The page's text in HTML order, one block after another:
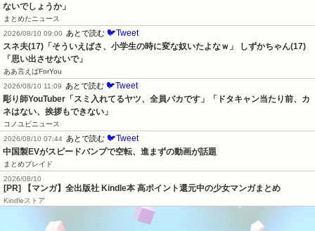
ないでしょうか」
まとめたニュース
2026/08/10 09:00
あとで読む 🐦Tweet
スネ夫(17)「そういえばさ、小学生の時に変な奴いたよなｗ」 しずかちゃん(17)
「思い出させないで」
ああ言えばForYou
2026/08/10 11:09
あとで読む 🐦Tweet
彫り師YouTuber「スミ入れてるヤツ、全員バカです」「ドタキャン当たり前、カ
ネはない、挨拶もできない」
コノユビニュース
2026/08/10 07:44 あとで読む 🐦Tweet
中国製EVがスピードバンプで空転、進まずの動画が話題
まとめブレイド
2026/08/10
[PR] 【マンガ】全出版社 Kindle本 高ポイント還元中の少女マンガまとめ
Kindleストア